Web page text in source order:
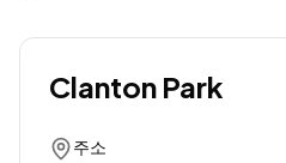
Clanton Park
주소